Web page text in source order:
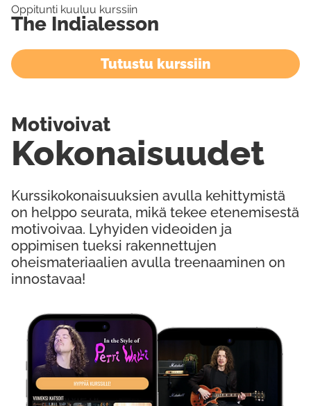
Oppitunti kuuluu kurssiin
The Indialesson
Tutustu kurssiin
Kurssikokonaisuuksien avulla kehittymistä
on helppo seurata, mikä tekee etenemisestä
motivoivaa. Lyhyiden videoiden ja
oppimisen tueksi rakennettujen
oheismateriaalien avulla treenaaminen on
innostavaa!
Kokonaisuudet
Motivoivat